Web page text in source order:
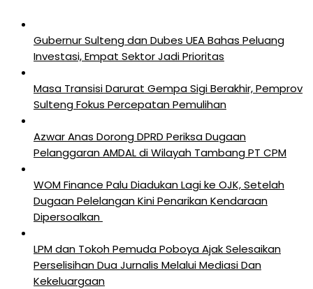
Gubernur Sulteng dan Dubes UEA Bahas Peluang
Investasi, Empat Sektor Jadi Prioritas
Masa Transisi Darurat Gempa Sigi Berakhir, Pemprov
Sulteng Fokus Percepatan Pemulihan
Azwar Anas Dorong DPRD Periksa Dugaan
Pelanggaran AMDAL di Wilayah Tambang PT CPM
‎WOM Finance Palu Diadukan Lagi ke OJK, Setelah
Dugaan Pelelangan Kini Penarikan Kendaraan
Dipersoalkan ‎
LPM dan Tokoh Pemuda Poboya Ajak Selesaikan
Perselisihan Dua Jurnalis Melalui Mediasi Dan
Kekeluargaan